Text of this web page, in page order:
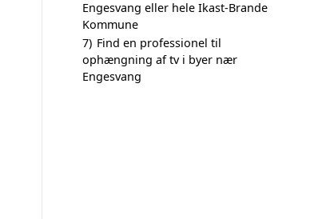
Engesvang eller hele Ikast-Brande
Kommune
7) Find en professionel til
ophængning af tv i byer nær
Engesvang